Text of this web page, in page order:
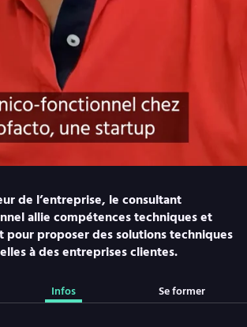
de l’entreprise, le consultant
allie compétences techniques et
pour proposer des solutions techniques
à des entreprises clientes.
Infos Se former